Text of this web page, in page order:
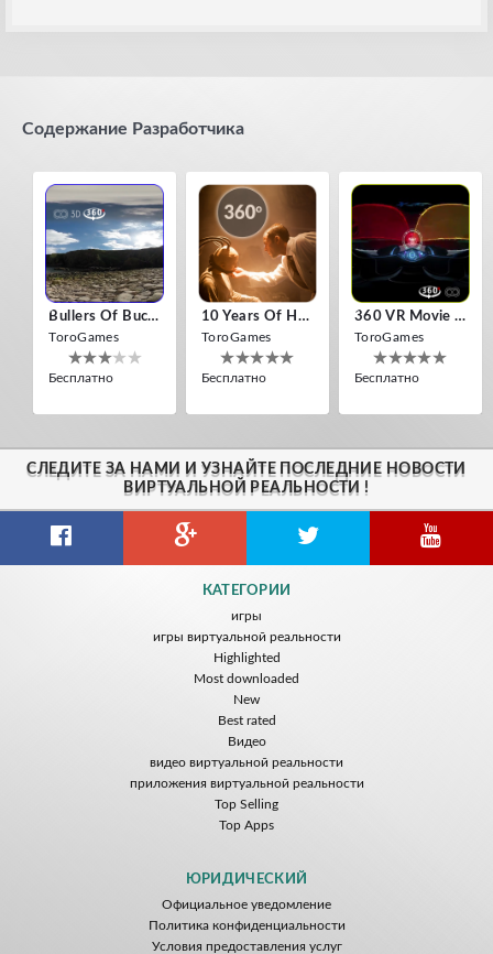
Содержание Разработчика
Bullers Of Buchan Aberdeen
ToroGames
Бесплатно
10 Years Of Horror Nights
ToroGames
Бесплатно
360 VR Movie Experience
ToroGames
Бесплатно
Caminandes
ToroGames
Бесплатно
СЛЕДИТЕ ЗА НАМИ И УЗНАЙТЕ ПОСЛЕДНИЕ НОВОСТИ
ВИРТУАЛЬНОЙ РЕАЛЬНОСТИ !
КАТЕГОРИИ
игры
игры виртуальной реальности
Highlighted
Most downloaded
New
Best rated
Видео
видео виртуальной реальности
приложения виртуальной реальности
Top Selling
Top Apps
ЮРИДИЧЕСКИЙ
Официальное уведомление
Политика конфиденциальности
Условия предоставления услуг